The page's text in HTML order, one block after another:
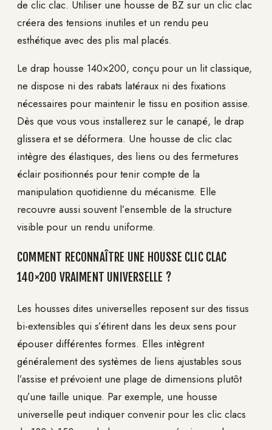
de clic clac. Utiliser une housse de BZ sur un clic clac
créera des tensions inutiles et un rendu peu
esthétique avec des plis mal placés.
Le drap housse 140×200, conçu pour un lit classique,
ne dispose ni des rabats latéraux ni des fixations
nécessaires pour maintenir le tissu en position assise.
Dès que vous vous installerez sur le canapé, le drap
glissera et se déformera. Une housse de clic clac
intègre des élastiques, des liens ou des fermetures
éclair positionnés pour tenir compte de la
manipulation quotidienne du mécanisme. Elle
recouvre aussi souvent l’ensemble de la structure
visible pour un rendu uniforme.
COMMENT RECONNAÎTRE UNE HOUSSE CLIC CLAC
140×200 VRAIMENT UNIVERSELLE ?
Les housses dites universelles reposent sur des tissus
bi-extensibles qui s’étirent dans les deux sens pour
épouser différentes formes. Elles intègrent
généralement des systèmes de liens ajustables sous
l’assise et prévoient une plage de dimensions plutôt
qu’une taille unique. Par exemple, une housse
universelle peut indiquer convenir pour les clic clacs